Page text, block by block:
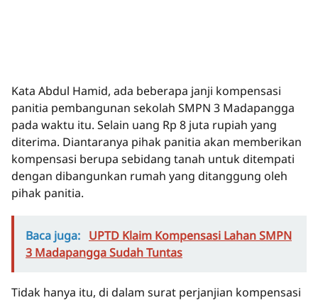
Kata Abdul Hamid, ada beberapa janji kompensasi
panitia pembangunan sekolah SMPN 3 Madapangga
pada waktu itu. Selain uang Rp 8 juta rupiah yang
diterima. Diantaranya pihak panitia akan memberikan
kompensasi berupa sebidang tanah untuk ditempati
dengan dibangunkan rumah yang ditanggung oleh
pihak panitia.
Baca juga: UPTD Klaim Kompensasi Lahan SMPN
3 Madapangga Sudah Tuntas
Tidak hanya itu, di dalam surat perjanjian kompensasi